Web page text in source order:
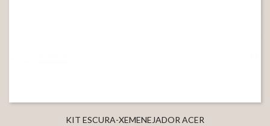
KIT ESCURA-XEMENEJADOR ACER